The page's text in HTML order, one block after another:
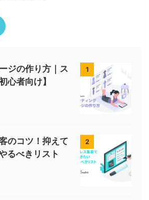
1
ジの作り方｜ス
心者向け】
2
のコツ！抑えて
るべきリスト